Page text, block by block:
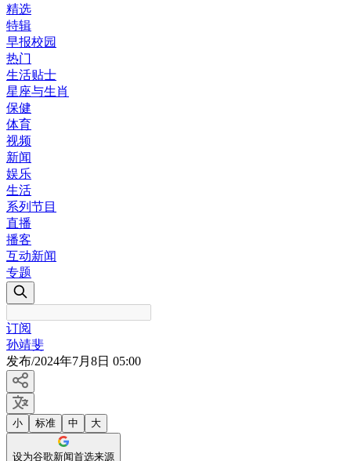
精选
特辑
早报校园
热门
生活贴士
星座与生肖
保健
体育
视频
新闻
娱乐
生活
系列节目
直播
播客
互动新闻
专题
订阅
孙靖斐
发布/2024年7月8日 05:00
小 标准 中 大
设为谷歌新闻首选来源